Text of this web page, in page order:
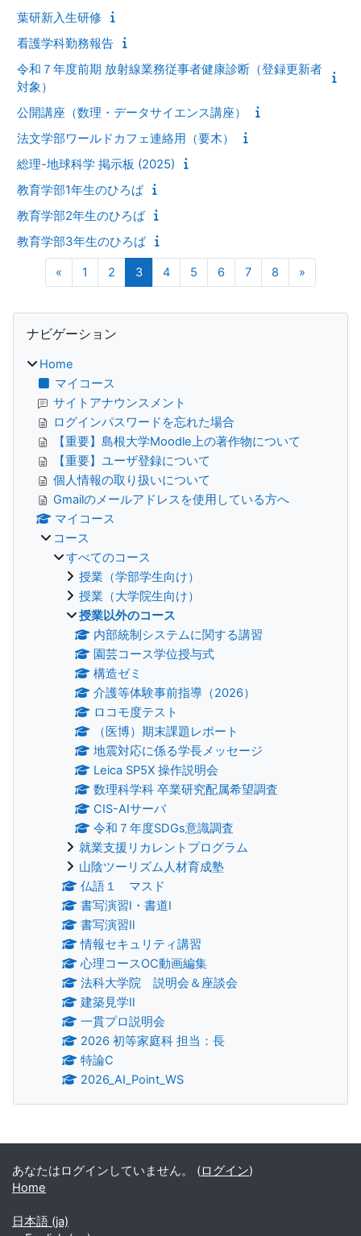
葉研新入生研修
看護学科勤務報告
令和７年度前期 放射線業務従事者健康診断（登録更新者
対象）
公開講座（数理・データサイエンス講座）
法文学部ワールドカフェ連絡用（要木）
総理-地球科学 掲示板 (2025)
教育学部1年生のひろば
教育学部2年生のひろば
教育学部3年生のひろば
« 前のページ
1 ページ 1
2 ページ 2
3ページ 3
4ページ 4
5 ページ 5
6ページ 6
7ページ 7
8 ページ 8
»
ブロック
ナビゲーション
Home
マイコース
サイトアナウンスメント
ログインパスワードを忘れた場合
【重要】島根大学Moodle上の著作物について
【重要】ユーザ登録について
個人情報の取り扱いについて
Gmailのメールアドレスを使用している方へ
マイコース
コース
すべてのコース
授業（学部学生向け）
授業（大学院生向け）
授業以外のコース
内部統制システムに関する講習
園芸コース学位授与式
構造ゼミ
介護等体験事前指導（2026）
ロコモ度テスト
（医博）期末課題レポート
地震対応に係る学長メッセージ
Leica SP5X 操作説明会
数理科学科 卒業研究配属希望調査
CIS-AIサーバ
令和７年度SDGs意識調査
就業支援リカレントプログラム
山陰ツーリズム人材育成塾
仏語１ マスド
書写演習Ⅰ・書道Ⅰ
書写演習Ⅱ
情報セキュリティ講習
心理コースOC動画編集
法科大学院 説明会＆座談会
建築見学Ⅱ
一貫プロ説明会
2026 初等家庭科 担当：長
特論C
2026_AI_Point_WS
補助ブロック
あなたはログインしていません。 (ログイン)
Home
日本語 ‎(ja)‎